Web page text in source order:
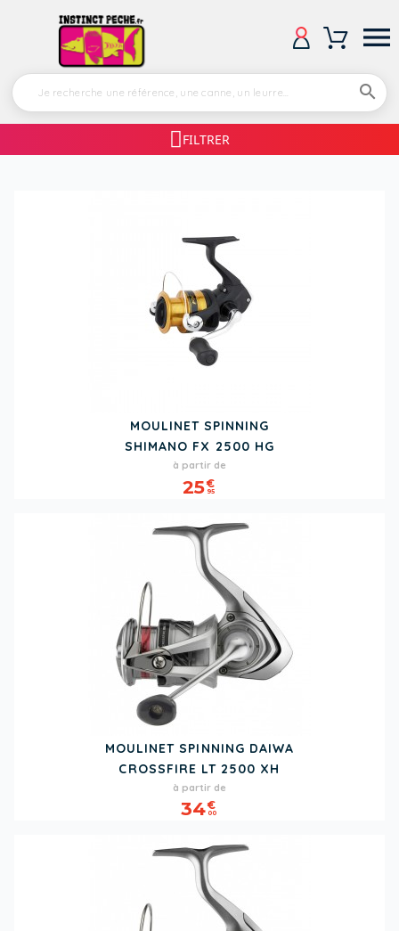


FILTRER
MOULINET SPINNING
SHIMANO FX 2500 HG
Prix
à partir de
25€
95
MOULINET SPINNING DAIWA
CROSSFIRE LT 2500 XH
Prix
à partir de
34€
00